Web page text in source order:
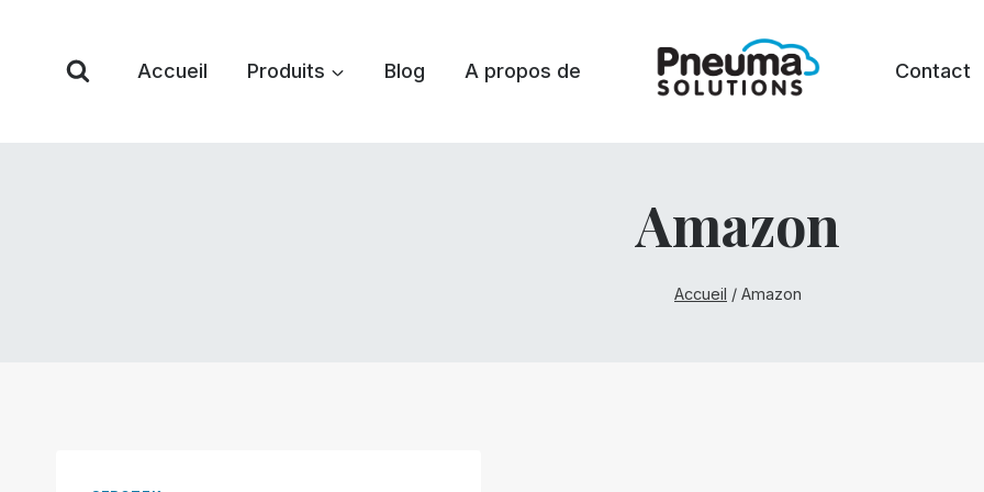
content
Accueil Produits Blog A propos de Contact
Amazon
Accueil / Amazon